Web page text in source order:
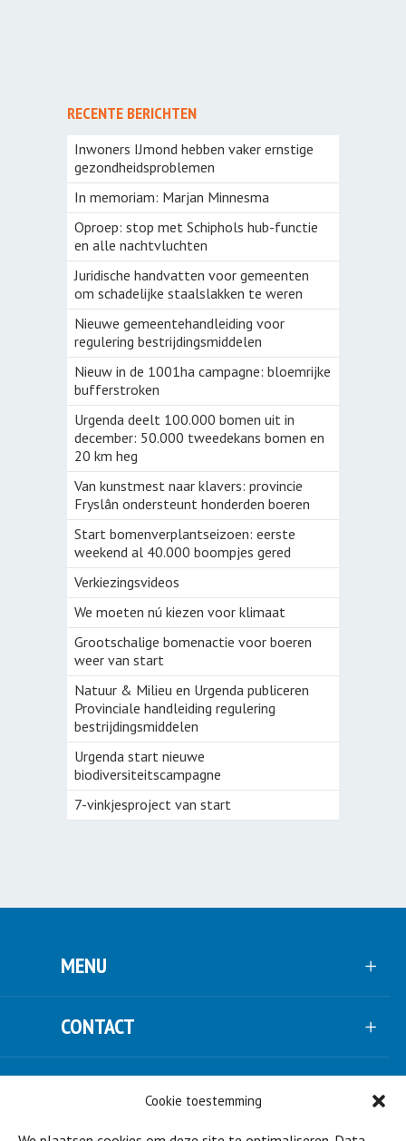
Cookie toestemming
RECENTE BERICHTEN
Inwoners IJmond hebben vaker ernstige
gezondheidsproblemen
In memoriam: Marjan Minnesma
Oproep: stop met Schiphols hub-functie
en alle nachtvluchten
Juridische handvatten voor gemeenten
om schadelijke staalslakken te weren
Nieuwe gemeentehandleiding voor
regulering bestrijdingsmiddelen
Nieuw in de 1001ha campagne: bloemrijke
bufferstroken
Urgenda deelt 100.000 bomen uit in
december: 50.000 tweedekans bomen en
20 km heg
Van kunstmest naar klavers: provincie
Fryslân ondersteunt honderden boeren
Start bomenverplantseizoen: eerste
weekend al 40.000 boompjes gered
Verkiezingsvideos
We moeten nú kiezen voor klimaat
Grootschalige bomenactie voor boeren
weer van start
Natuur & Milieu en Urgenda publiceren
Provinciale handleiding regulering
bestrijdingsmiddelen
Urgenda start nieuwe
biodiversiteitscampagne
7-vinkjesproject van start
MENU
CONTACT